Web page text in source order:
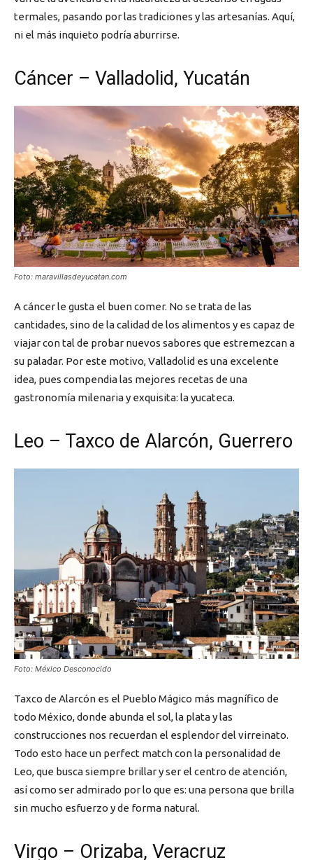
termales, pasando por las tradiciones y las artesanías. Aquí,
ni el más inquieto podría aburrirse.
Cáncer – Valladolid, Yucatán
Foto: maravillasdeyucatan.com
A cáncer le gusta el buen comer. No se trata de las
cantidades, sino de la calidad de los alimentos y es capaz de
viajar con tal de probar nuevos sabores que estremezcan a
su paladar. Por este motivo, Valladolid es una excelente
idea, pues compendia las mejores recetas de una
gastronomía milenaria y exquisita: la yucateca.
Leo – Taxco de Alarcón, Guerrero
Foto: México Desconocido
Taxco de Alarcón es el Pueblo Mágico más magnífico de
todo México, donde abunda el sol, la plata y las
construcciones nos recuerdan el esplendor del virreinato.
Todo esto hace un perfect match con la personalidad de
Leo, que busca siempre brillar y ser el centro de atención,
así como ser admirado por lo que es: una persona que brilla
sin mucho esfuerzo y de forma natural.
Virgo – Orizaba, Veracruz